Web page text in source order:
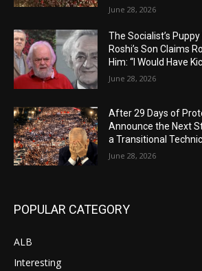
June 28, 2026
The Socialist’s
Roshi’s Son Claims
Him: “I Would Have
June 28, 2026
After 29 Days of
Announce the Next
a Transitional
June 28, 2026
POPULAR CATEGORY
ALB
Interesting